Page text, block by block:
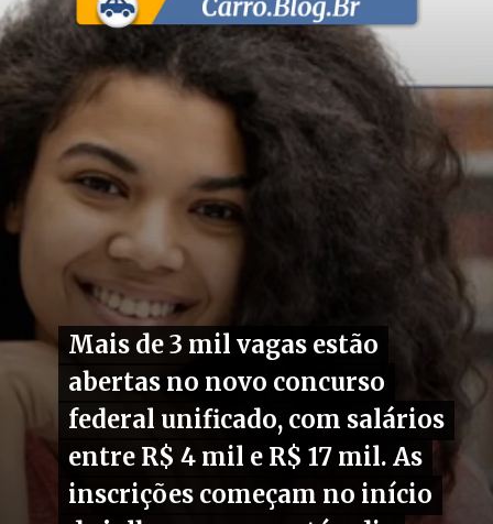
Mais de 3 mil vagas estão
abertas no novo concurso
federal unificado, com salários
entre R$ 4 mil e R$ 17 mil. As
inscrições começam no início
Mais de 3 mil vagas estão
abertas no novo concurso
federal unificado, com salários
entre R$ 4 mil e R$ 17 mil. As
inscrições começam no início